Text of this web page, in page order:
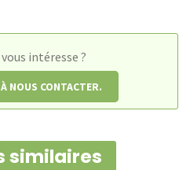
intéresse ?
NOUS CONTACTER.
similaires